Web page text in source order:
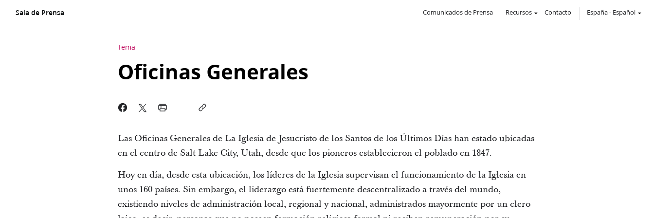
Sala de Prensa Comunicados de Prensa Recursos Contacto España- Español
Tema
Oficinas Generales
Las Oficinas Generales de La Iglesia de Jesucristo de los Santos de los Últimos Días han estado ubicadas
en el centro de Salt Lake City, Utah, desde que los pioneros establecieron el poblado en 1847.
Hoy en día, desde esta ubicación, los líderes de la Iglesia supervisan el funcionamiento de la Iglesia en
unos 160 países. Sin embargo, el liderazgo está fuertemente descentralizado a través del mundo,
existiendo niveles de administración local, regional y nacional, administrados mayormente por un clero